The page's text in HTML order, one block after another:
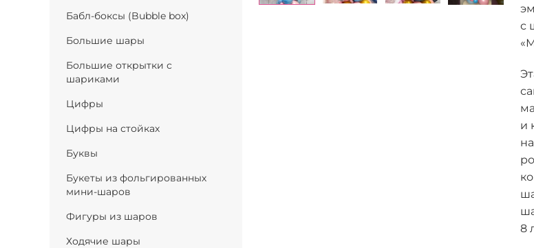
Бабл-боксы (Bubble box)
Большие шары
Большие открытки с
шариками
Цифры
Цифры на стойках
Буквы
Букеты из фольгированных
мини-шаров
Фигуры из шаров
Ходячие шары
с
и
8